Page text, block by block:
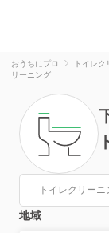
おうちにプロ トイレク
リーニング
トイレクリー
地域